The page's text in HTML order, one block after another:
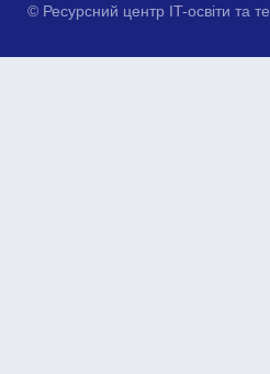
© Ресурсний центр IT-освіти та